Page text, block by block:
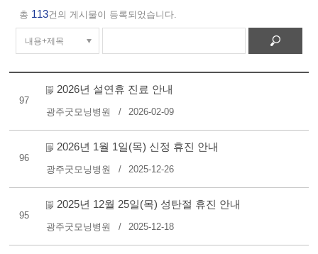
총 113건의 게시물이 등록되었습니다.
97
2026년 설연휴 진료 안내
광주굿모닝병원 2026-02-09
96
2026년 1월 1일(목) 신정 휴진 안내
광주굿모닝병원 2025-12-26
95
2025년 12월 25일(목) 성탄절 휴진 안내
광주굿모닝병원 2025-12-18